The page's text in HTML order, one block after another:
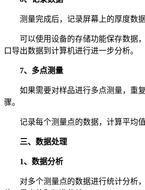
测量完成后，记录屏幕上的厚度数据
可以使用设备的存储功能保存数据，
口导出数据到计算机进行进一步分析。
7、多点测量
如果需要对样品进行多点测量，重复
骤。
记录每个测量点的数据，计算平均值
三、数据处理
1、数据分析
对多个测量点的数据进行统计分析，